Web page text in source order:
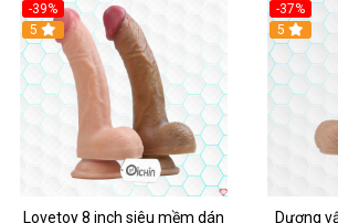
-39%
Hot
5
Lovetoy 8 inch siêu mềm dán
-37%
5
Dương